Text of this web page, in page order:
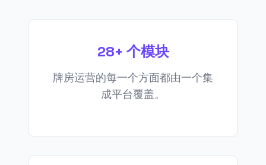
28+ 个模块
牌房运营的每一个方面都由一个集
成平台覆盖。